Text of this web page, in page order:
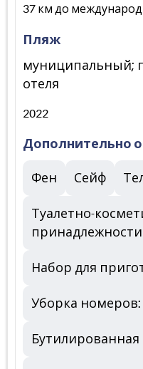
37 км до
Пляж
муниципальный;
отеля
2022
Дополнительно
Фен Сейф
Туалетно-
принадлежности
Набор для
Уборка
Бутилированная